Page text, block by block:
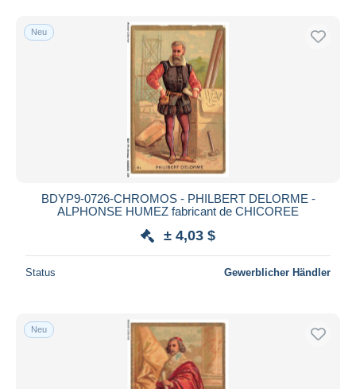
Neu
BDYP9-0726-CHROMOS - PHILBERT DELORME -
ALPHONSE HUMEZ fabricant de CHICOREE
± 4,03 $
Status Gewerblicher Händler
Neu